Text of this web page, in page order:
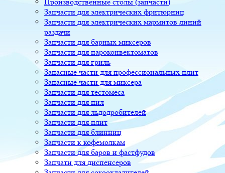
Запчасти для электрических фритюрниц
Запчасти для электрических мармитов линий
раздачи
Запчасти для барных миксеров
Запчасти для пароконвектоматов
Запчасти для гриль
Запасные части для профессиональных плит
Запасные части для миксера
Запчасти для тестомеса
Запчасти для пил
Запчасти для льдодробителей
Запчасти для плит
Запчасти для блинниц
Запчасти к кофемолкам
Запчасти для баров и фастфудов
Запчати для диспенсеров